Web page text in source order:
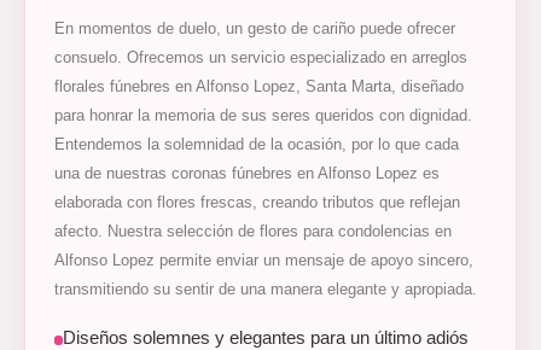
En momentos de duelo, un gesto de cariño puede ofrecer
consuelo. Ofrecemos un servicio especializado en arreglos
florales fúnebres en Alfonso Lopez, Santa Marta, diseñado
para honrar la memoria de sus seres queridos con dignidad.
Entendemos la solemnidad de la ocasión, por lo que cada
una de nuestras coronas fúnebres en Alfonso Lopez es
elaborada con flores frescas, creando tributos que reflejan
afecto. Nuestra selección de flores para condolencias en
Alfonso Lopez permite enviar un mensaje de apoyo sincero,
transmitiendo su sentir de una manera elegante y apropiada.
Diseños solemnes y elegantes para un último adiós